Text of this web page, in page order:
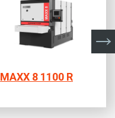
MAXX 8 1100 R